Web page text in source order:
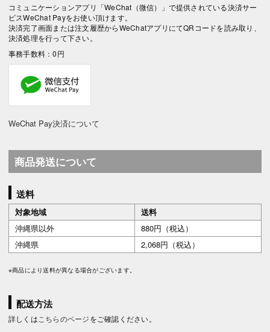
コミュニケーションアプリ「WeChat（微信）」で提供されている決済サー
ビスWeChat Payをお使い頂けます。
決済完了画面または注文履歴からWeChatアプリにてQRコードを読み取り、
決済処理を行って下さい。
事務手数料：0円
WeChat Pay決済について
商品発送について
送料
対象地域
送料
沖縄県以外
880円（税込）
沖縄県
2,068円（税込）
※商品により送料が異なる場合がございます。
配送方法
詳しくは こちらのページをご確認ください。